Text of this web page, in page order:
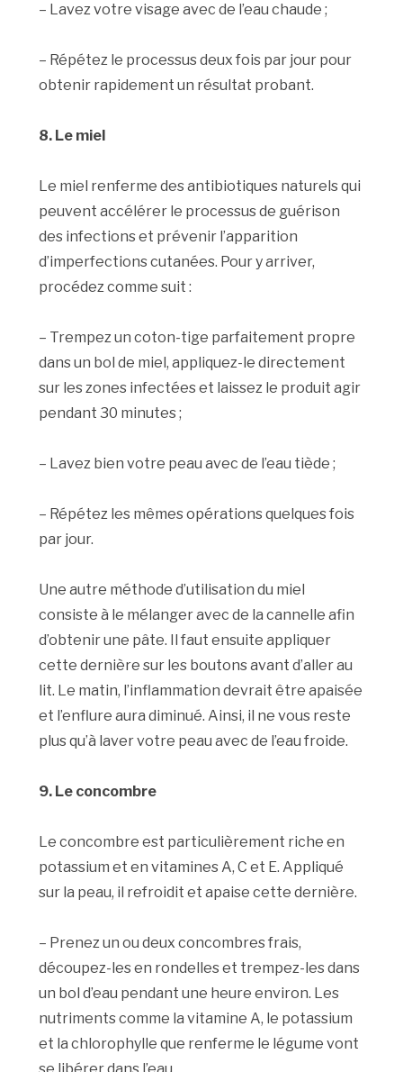
– Lavez votre visage avec de l’eau chaude ;
– Répétez le processus deux fois par jour pour
obtenir rapidement un résultat probant.
8. Le miel
Le miel renferme des antibiotiques naturels qui
peuvent accélérer le processus de guérison
des infections et prévenir l’apparition
d’imperfections cutanées. Pour y arriver,
procédez comme suit :
– Trempez un coton-tige parfaitement propre
dans un bol de miel, appliquez-le directement
sur les zones infectées et laissez le produit agir
pendant 30 minutes ;
– Lavez bien votre peau avec de l’eau tiède ;
– Répétez les mêmes opérations quelques fois
par jour.
Une autre méthode d’utilisation du miel
consiste à le mélanger avec de la cannelle afin
d’obtenir une pâte. Il faut ensuite appliquer
cette dernière sur les boutons avant d’aller au
lit. Le matin, l’inflammation devrait être apaisée
et l’enflure aura diminué. Ainsi, il ne vous reste
plus qu’à laver votre peau avec de l’eau froide.
9. Le concombre
Le concombre est particulièrement riche en
potassium et en vitamines A, C et E. Appliqué
sur la peau, il refroidit et apaise cette dernière.
– Prenez un ou deux concombres frais,
découpez-les en rondelles et trempez-les dans
un bol d’eau pendant une heure environ. Les
nutriments comme la vitamine A, le potassium
et la chlorophylle que renferme le légume vont